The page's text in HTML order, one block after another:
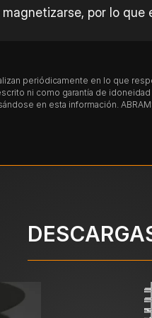
por lo
piezas de manera
de 600 – 650 °C
enfriando al aire.
periódicamente en lo que
ni como garantía de
en esta información.